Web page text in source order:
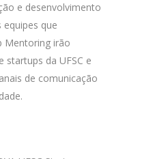
e desenvolvimento
equipes que
Mentoring irão
da UFSC e
de comunicação